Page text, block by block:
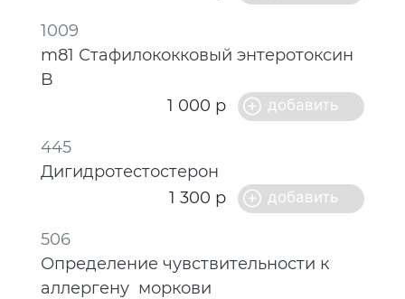
1009
m81 Стафилококковый энтеротоксин
B
1 000 р
445
Дигидротестостерон
1 300 р
506
Определение чувствительности к
аллергену моркови